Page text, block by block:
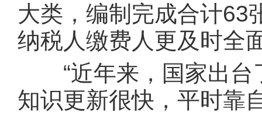
大类，编制完成合计63
纳税人缴费人更及时全
“近年来，国家出台
知识更新很快，平时靠